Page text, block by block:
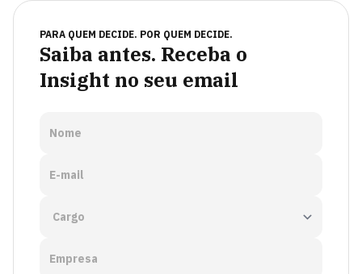
PARA QUEM DECIDE. POR QUEM DECIDE.
Saiba antes. Receba o
Insight no seu email
Nome
E-mail
Empresa